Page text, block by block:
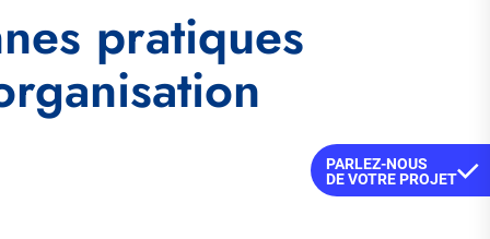
pratiques
PARLEZ-NOUS
DE VOTRE PROJET